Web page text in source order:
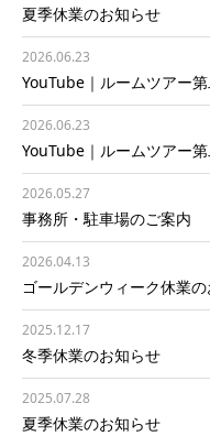
夏季休業のお知らせ
2026.06.23
YouTube｜ルームツアー
2026.06.23
YouTube｜ルームツアー
2026.05.27
事務所・駐車場のご案内
2026.04.13
ゴールデンウィーク休業
2025.12.17
冬季休業のお知らせ
2025.07.28
夏季休業のお知らせ